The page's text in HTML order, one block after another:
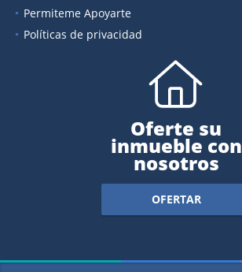
Permiteme Apoyarte
Políticas de privacidad
Oferte su
inmueble con
nosotros
OFERTAR